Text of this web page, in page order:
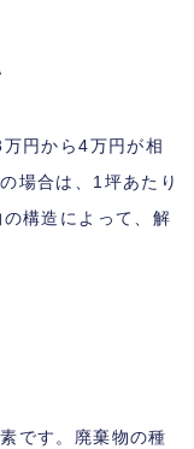
円から4万円が相
場合は、1坪あたり
構造によって、解
です。廃棄物の種